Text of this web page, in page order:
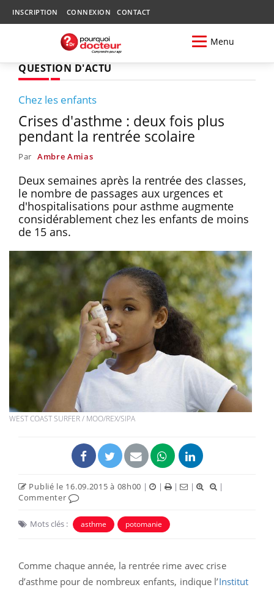
INSCRIPTION CONNEXION CONTACT
Menu
QUESTION D'ACTU
Chez les enfants
Crises d'asthme : deux fois plus
pendant la rentrée scolaire
Par Ambre Amias
Deux semaines après la rentrée des classes,
le nombre de passages aux urgences et
d'hospitalisations pour asthme augmente
considérablement chez les enfants de moins
de 15 ans.
WEST COAST SURFER / MOO/REX/SIPA
Publié le 16.09.2015 à 08h00 | | | |
|
Commenter
Mots clés : asthme potomanie
Comme chaque année, la rentrée rime avec crise
d’asthme pour de nombreux enfants, indique l’Institut